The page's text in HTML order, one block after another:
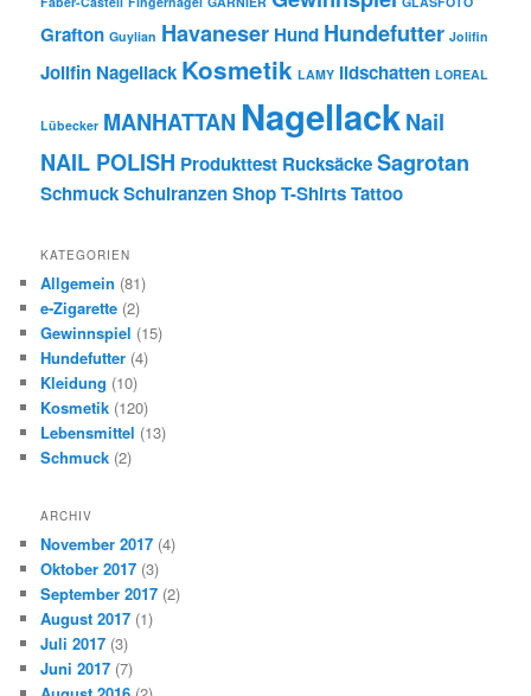
Grafton Guylian Havaneser Hund Hundefutter Jolifin
Jolifin Nagellack Kosmetik LAMY lidschatten LOREAL
Lübecker MANHATTAN NagellackNail
NAIL POLISH Produkttest RucksäckeSagrotan
SchmuckSchulranzenShopT-ShirtsTattoo
KATEGORIEN
Allgemein (81)
e-Zigarette (2)
Gewinnspiel (15)
Hundefutter (4)
Kleidung (10)
Kosmetik (120)
Lebensmittel (13)
Schmuck (2)
ARCHIV
November 2017 (4)
Oktober 2017 (3)
September 2017 (2)
August 2017 (1)
Juli 2017 (3)
Juni 2017 (7)